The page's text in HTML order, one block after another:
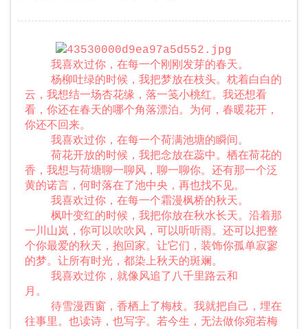
我喜欢过你，在每一个刚刚发芽的春天。
杨柳吐绿的时候，我把梦放在枝头。枕着白白的
云，我想结一场杏花缘，落一笺小桃红。我还想看
看，你还在春天的哪个角落漂泊。为何，春暖花开，
你还不回来。
我喜欢过你，在每一个荷满池塘的瞬间。
荷花开放的时候，我把念放在蕊中。栖在荷花的
香，我想与荷塘聊一聊风，聊一聊你。还有那一个泛
黄的诺言，何时落在了池中央，再也找不见。
我喜欢过你，在每一个霜漫枫桥的秋天。
枫叶变红的时候，我把你放在秋水长天。沿着那
一川山岚，你可以吹吹风，可以听听雨。还可以把整
个你最爱的秋天，抱回家。让它们，装饰你孤单寂寥
的梦。让所有时光，都染上秋天的斑斓。
我喜欢过你，就像风追了八千里路云和
月。
待雪漫西窗，香栖上了梅枝。我就把自己，埋在
往事里。也读诗，也写字。若今生，无法做你宛若梅